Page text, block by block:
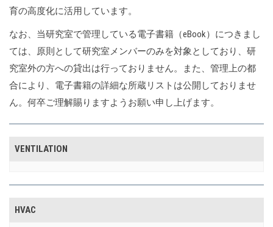
育の高度化に活用しています。
なお、当研究室で管理している電子書籍（eBook）につきまし
ては、原則として研究室メンバーのみを対象としており、研
究室外の方への貸出は行っておりません。また、管理上の都
合により、電子書籍の詳細な所蔵リストは公開しておりませ
ん。何卒ご理解賜りますようお願い申し上げます。
VENTILATION
HVAC